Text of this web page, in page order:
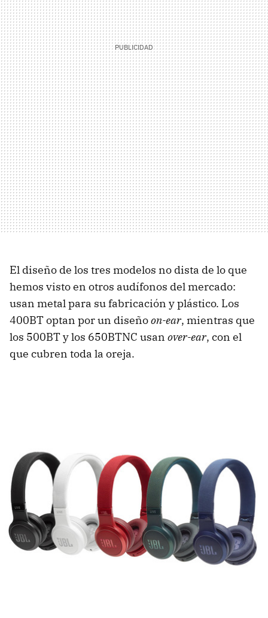
El diseño de los tres modelos no dista de lo que
hemos visto en otros audífonos del mercado:
usan metal para su fabricación y plástico. Los
400BT optan por un diseñoon-ear, mientras que
los 500BT y los 650BTNC usan over-ear, con el
que cubren toda la oreja.